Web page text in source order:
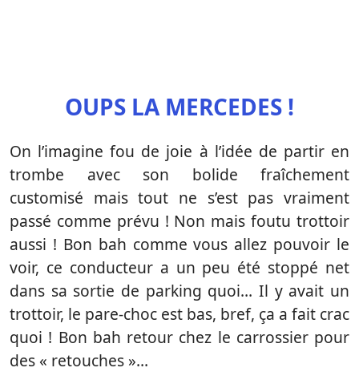
OUPS LA MERCEDES !
On l’imagine fou de joie à l’idée de partir en
trombe avec son bolide fraîchement
customisé mais tout ne s’est pas vraiment
passé comme prévu ! Non mais foutu trottoir
aussi ! Bon bah comme vous allez pouvoir le
voir, ce conducteur a un peu été stoppé net
dans sa sortie de parking quoi… Il y avait un
trottoir, le pare-choc est bas, bref, ça a fait crac
quoi ! Bon bah retour chez le carrossier pour
des « retouches »…